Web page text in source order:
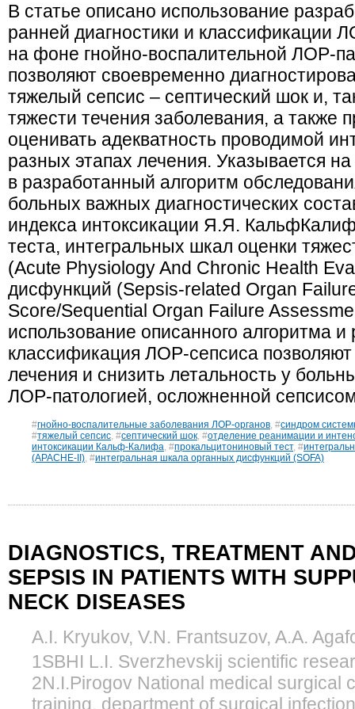
В статье описано использование
ранней диагностики и классификации
на фоне гнойно-воспалительной ЛОР-
позволяют своевременно
тяжелый сепсис – септический шок и,
тяжести течения заболевания, а также
оценивать адекватность проводимой
разных этапах лечения. Указывается
в разработанный алгоритм
больных важных диагностических
индекса интоксикации Я.Я.
теста, интегральных шкал оценки
(Acute Physiology And Chronic Health
дисфункций (Sepsis-related Organ
Score/Sequential Organ Failure
использование описанного алгоритма и
классификация ЛОР-сепсиса позволяют
лечения и снизить летальность у
ЛОР-патологией, осложненной
#гнойно-воспалительные заболевания ЛОР-органов, #синдром
#тяжелый сепсис, #септический шок, #отделение реанимации и
интоксикации Кальф-Калифа, #прокальцитониновый тест, #
(APACHE-II), #интегральная шкала органных дисфункций (SOFA)
DIAGNOSTICS, TREATMENT
SEPSIS IN PATIENTS WITH
NECK DISEASES
A.I. Kryukov, V.N. Frantsuzov, A.A.
1SBHI L.I. Sverzhevskij scientific
2N.I.Pirogov National medical surgical
training, department of surgical